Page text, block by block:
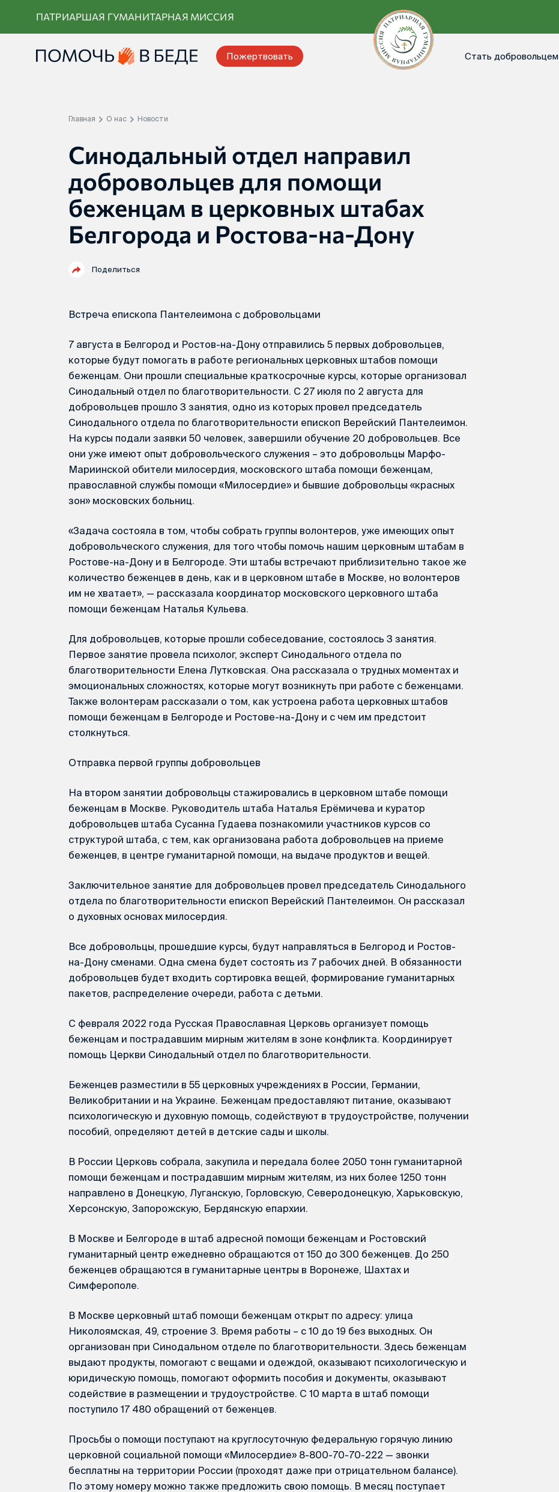
ПАТРИАРШАЯ ГУМАНИТАРНАЯ МИССИЯ
Пожертвовать Стать добровольцем
Главная О нас Новости
Синодальный отдел направил
добровольцев для помощи
беженцам в церковных штабах
Белгорода и Ростова-на-Дону
Поделиться
Встреча епископа Пантелеимона с добровольцами
7 августа в Белгород и Ростов-на-Дону отправились 5 первых добровольцев,
которые будут помогать в работе региональных церковных штабов помощи
беженцам. Они прошли специальные краткосрочные курсы, которые организовал
Синодальный отдел по благотворительности. С 27 июля по 2 августа для
добровольцев прошло 3 занятия, одно из которых провел председатель
Синодального отдела по благотворительности епископ Верейский Пантелеимон.
На курсы подали заявки 50 человек, завершили обучение 20 добровольцев. Все
они уже имеют опыт добровольческого служения – это добровольцы Марфо-
Мариинской обители милосердия, московского штаба помощи беженцам,
православной службы помощи «Милосердие» и бывшие добровольцы «красных
зон» московских больниц.
«Задача состояла в том, чтобы собрать группы волонтеров, уже имеющих опыт
добровольческого служения, для того чтобы помочь нашим церковным штабам в
Ростове-на-Дону и в Белгороде. Эти штабы встречают приблизительно такое же
количество беженцев в день, как и в церковном штабе в Москве, но волонтеров
им не хватает», — рассказала координатор московского церковного штаба
помощи беженцам Наталья Кульева.
Для добровольцев, которые прошли собеседование, состоялось 3 занятия.
Первое занятие провела психолог, эксперт Синодального отдела по
благотворительности Елена Лутковская. Она рассказала о трудных моментах и
эмоциональных сложностях, которые могут возникнуть при работе с беженцами.
Также волонтерам рассказали о том, как устроена работа церковных штабов
помощи беженцам в Белгороде и Ростове-на-Дону и с чем им предстоит
столкнуться.
Отправка первой группы добровольцев
На втором занятии добровольцы стажировались в церковном штабе помощи
беженцам в Москве. Руководитель штаба Наталья Ерёмичева и куратор
добровольцев штаба Сусанна Гудаева познакомили участников курсов со
структурой штаба, с тем, как организована работа добровольцев на приеме
беженцев, в центре гуманитарной помощи, на выдаче продуктов и вещей.
Заключительное занятие для добровольцев провел председатель Синодального
отдела по благотворительности епископ Верейский Пантелеимон. Он рассказал
о духовных основах милосердия.
Все добровольцы, прошедшие курсы, будут направляться в Белгород и Ростов-
на-Дону сменами. Одна смена будет состоять из 7 рабочих дней. В обязанности
добровольцев будет входить сортировка вещей, формирование гуманитарных
пакетов, распределение очереди, работа с детьми.
С февраля 2022 года Русская Православная Церковь организует помощь
беженцам и пострадавшим мирным жителям в зоне конфликта. Координирует
помощь Церкви Синодальный отдел по благотворительности.
Беженцев разместили в 55 церковных учреждениях в России, Германии,
Великобритании и на Украине. Беженцам предоставляют питание, оказывают
психологическую и духовную помощь, содействуют в трудоустройстве, получении
пособий, определяют детей в детские сады и школы.
В России Церковь собрала, закупила и передала более 2050 тонн гуманитарной
помощи беженцам и пострадавшим мирным жителям, из них более 1250 тонн
направлено в Донецкую, Луганскую, Горловскую, Северодонецкую, Харьковскую,
Херсонскую, Запорожскую, Бердянскую епархии.
В Москве и Белгороде в штаб адресной помощи беженцам и Ростовский
гуманитарный центр ежедневно обращаются от 150 до 300 беженцев. До 250
беженцев обращаются в гуманитарные центры в Воронеже, Шахтах и
Симферополе.
В Москве церковный штаб помощи беженцам открыт по адресу: улица
Николоямская, 49, строение 3. Время работы – с 10 до 19 без выходных. Он
организован при Синодальном отделе по благотворительности. Здесь беженцам
выдают продукты, помогают с вещами и одеждой, оказывают психологическую и
юридическую помощь, помогают оформить пособия и документы, оказывают
содействие в размещении и трудоустройстве. С 10 марта в штаб помощи
поступило 17 480 обращений от беженцев.
Просьбы о помощи поступают на круглосуточную федеральную горячую линию
церковной социальной помощи «Милосердие» 8-800-70-70-222 — звонки
бесплатны на территории России (проходят даже при отрицательном балансе).
По этому номеру можно также предложить свою помощь. В месяц поступает